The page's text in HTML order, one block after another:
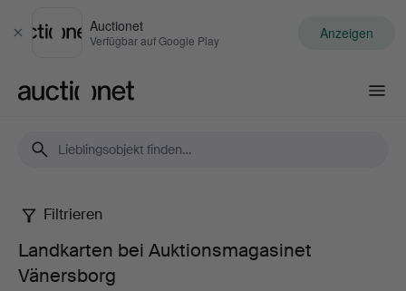
Schließen
Auctionet
Verfügbar auf Google Play Anzeigen
Landkarten
bei
Filtrieren
Landkarten bei Auktionsmagasinet
Vänersborg